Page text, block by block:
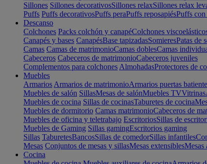
Sillones Sillones decorativosSillones relaxSillones relax
Puffs Puffs decorativosPuffs peraPuffs reposapiésPuffs con
Descanso
Colchones Packs colchón y canapéColchones
Canapés y bases CanapésBase tapizadasSomieresPatas de
Camas Camas de matrimonioCamas doblesCamas
Cabeceros Cabeceros de matrimonioCabeceros juveniles
Complementos para colchones AlmohadasProtectores de
Muebles
Armarios Armarios de matrimonioArmarios puertas
Muebles de salón SillasMesas de salónMuebles TVVitrinas
Muebles de cocina Sillas de cocinasTaburetes de cocina
Muebles de dormitorio Camas matrimonioCabeceros de
Muebles de oficina y teletrabajo EscritoriosSillas de
Muebles de Gaming Sillas gamingEscritorios gaming
Sillas TaburetesBancosSillas de comedorSillas infantiles
Mesas Conjuntos de mesas y sillasMesas extensiblesMesas
Cocina